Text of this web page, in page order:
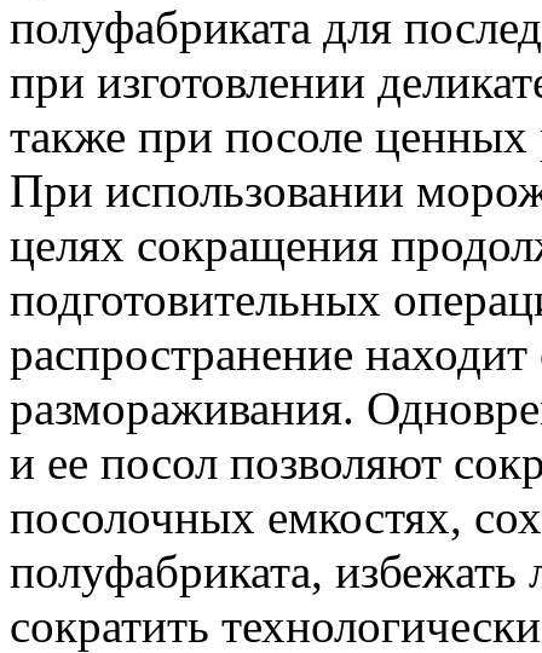
полуфабриката для
при изготовлении
также при посоле
При использовании
целях сокращения
подготовительных
распространение
размораживания.
и ее посол позволяют
посолочных емкостях,
полуфабриката,
сократить